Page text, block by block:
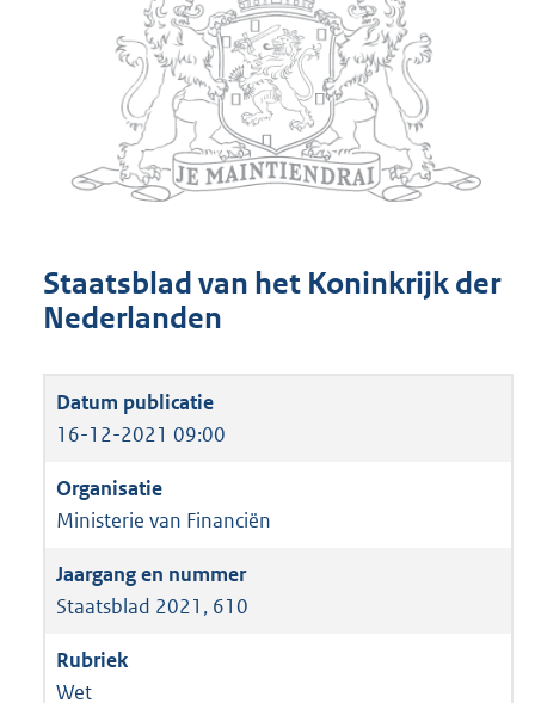
Staatsblad van het Koninkrijk der
Nederlanden
16-12-2021 09:00
Ministerie van Financiën
Staatsblad 2021, 610
Wet